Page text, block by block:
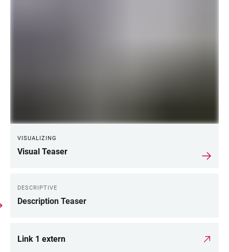
VISUALIZING
Visual Teaser
DESCRIPTIVE
Description Teaser
Link 1 extern